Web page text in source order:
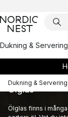
Dukning & Servering
Dukning & Servering
Ölglas
Ölglas finns i